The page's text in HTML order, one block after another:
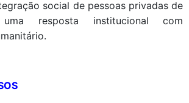
social de pessoas privadas de
resposta institucional com